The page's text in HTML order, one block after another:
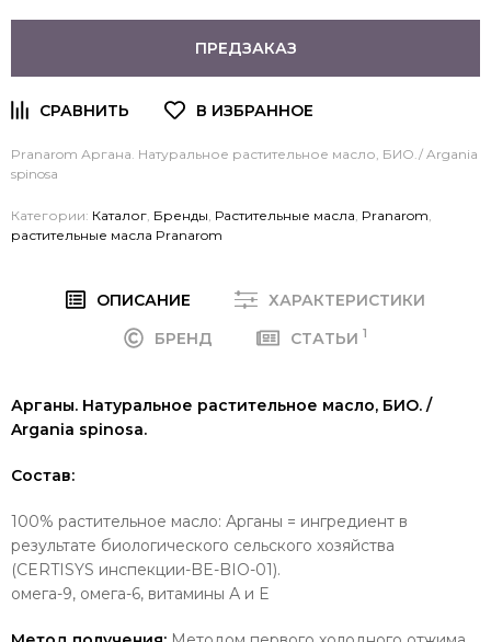
ПРЕДЗАКАЗ
Pranarom Аргана. Натуральное растительное масло, БИО./ Argania
spinosa
Категории: Каталог Бренды Растительные масла Pranarom
растительные масла Pranarom
ОПИСАНИЕ
ХАРАКТЕРИСТИКИ
БРЕНД
СТАТЬИ 1
Арганы. Натуральное растительное масло, БИО. /
Argania spinosa.
Состав:
100% растительное масло: Арганы = ингредиент в
результате биологического сельского хозяйства
(CERTISYS инспекции-BE-BIO-01).
омега-9, омега-6, витамины А и Е